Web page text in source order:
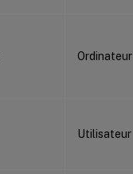
Ordinateur
Utilisateur